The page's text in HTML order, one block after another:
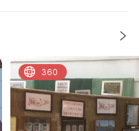
360